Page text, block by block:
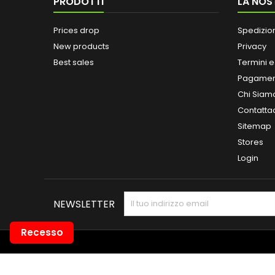
Prices drop
New products
Best sales
Privacy
Termini
Chi
Sitemap
Stores
Login
NEWSLETTER
Recesso